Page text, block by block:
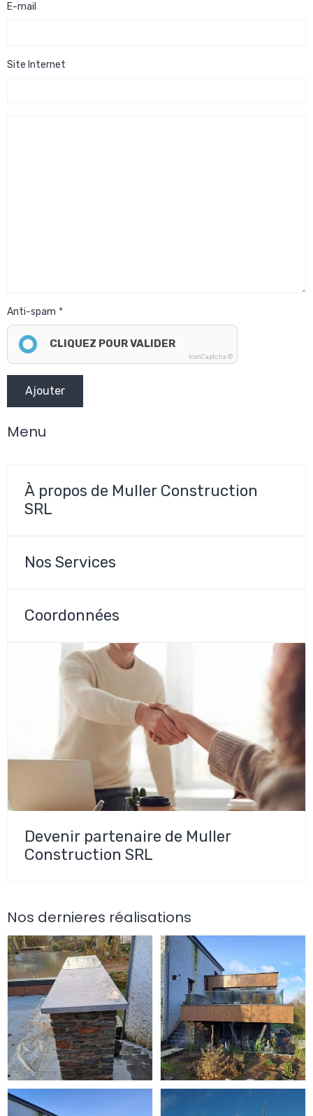
E-mail
Site Internet
Anti-spam
CLIQUEZ POUR VALIDER
IconCaptcha ©
Ajouter
Menu
À propos de Muller Construction
SRL
Nos Services
Coordonnées
Devenir partenaire de Muller
Construction SRL
Nos dernieres réalisations